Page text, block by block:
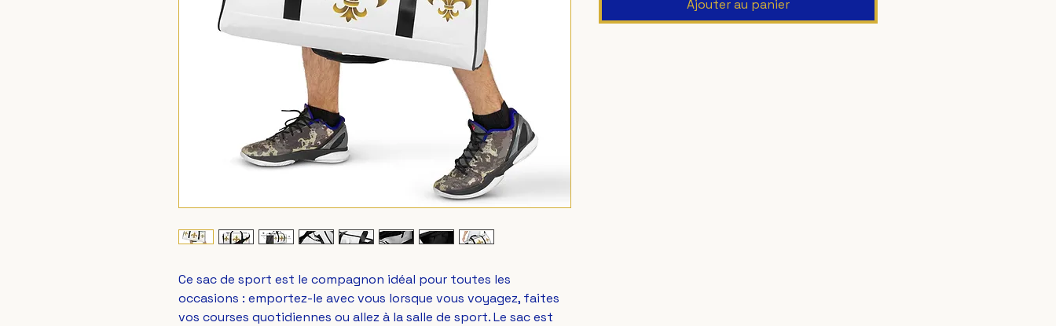
Ce sac de sport est le compagnon idéal pour toutes les
occasions : emportez-le avec vous lorsque vous voyagez, faites
vos courses quotidiennes ou allez à la salle de sport. Le sac est
Ajouter au panier